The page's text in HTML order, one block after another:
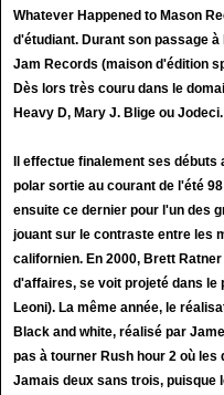
Whatever Happened to Mason
d'étudiant. Durant son passage
Jam Records (maison d'édition
Dès lors très couru dans le
Heavy D, Mary J. Blige ou Jodeci.
Il effectue finalement ses débuts
polar sortie au courant de l'été
ensuite ce dernier pour l'un des
jouant sur le contraste entre les
californien. En 2000, Brett
d'affaires, se voit projeté dans le
Leoni). La même année, le
Black and white, réalisé par
pas à tourner Rush hour 2 où
Jamais deux sans trois, puisque